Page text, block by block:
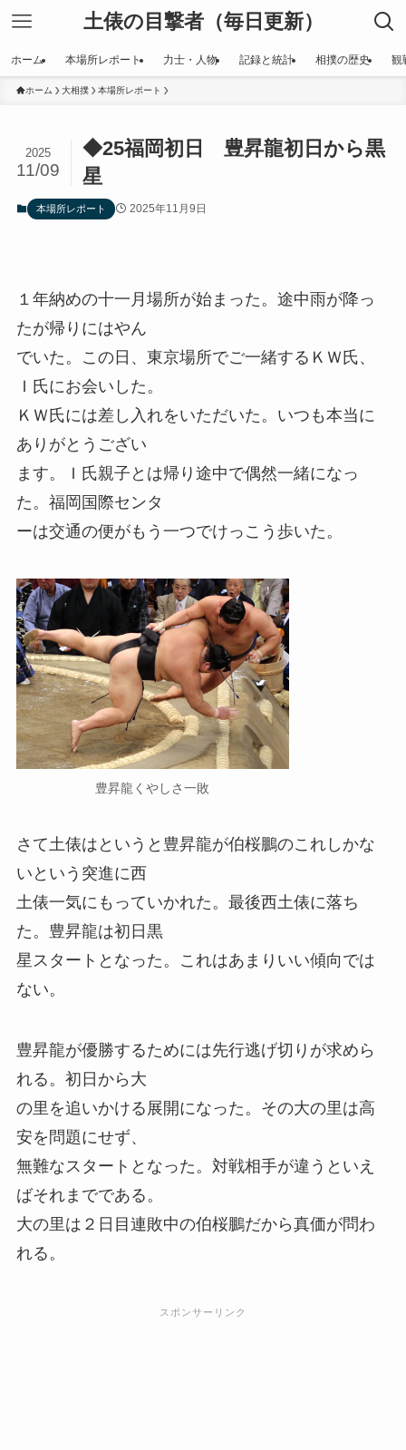
土俵の目撃者（毎日更新）
ホーム 本場所レポート 力士・人物 記録と統計 相撲の歴史 観
ホーム 大相撲 本場所レポート
◆25福岡初日 豊昇龍初日から黒
星
2025
11/09
本場所レポート 2025年11月9日
１年納めの十一月場所が始まった。途中雨が降っ
たが帰りにはやん
でいた。この日、東京場所でご一緒するＫＷ氏、
Ｉ氏にお会いした。
ＫＷ氏には差し入れをいただいた。いつも本当に
ありがとうござい
ます。Ｉ氏親子とは帰り途中で偶然一緒になっ
た。福岡国際センタ
ーは交通の便がもう一つでけっこう歩いた。
豊昇龍くやしさ一敗
さて土俵はというと豊昇龍が伯桜鵬のこれしかな
いという突進に西
土俵一気にもっていかれた。最後西土俵に落ち
た。豊昇龍は初日黒
星スタートとなった。これはあまりいい傾向では
ない。
豊昇龍が優勝するためには先行逃げ切りが求めら
れる。初日から大
の里を追いかける展開になった。その大の里は高
安を問題にせず、
無難なスタートとなった。対戦相手が違うといえ
ばそれまでである。
大の里は２日目連敗中の伯桜鵬だから真価が問わ
れる。
スポンサーリンク